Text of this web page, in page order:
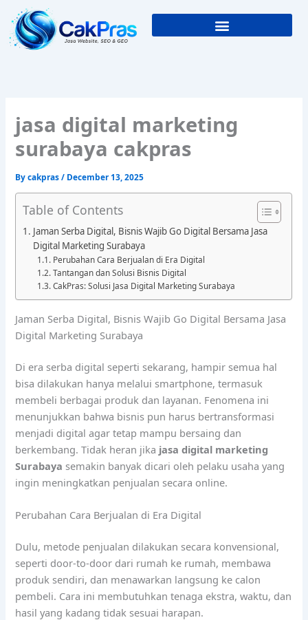
content
jasa digital marketing
surabaya cakpras
Bycakpras/ December 13, 2025
Table of Contents
Jaman Serba Digital, Bisnis Wajib Go Digital Bersama Jasa
Digital Marketing Surabaya
Perubahan Cara Berjualan di Era Digital
Tantangan dan Solusi Bisnis Digital
CakPras: Solusi Jasa Digital Marketing Surabaya
Jaman Serba Digital, Bisnis Wajib Go Digital Bersama Jasa
Digital Marketing Surabaya
Di era serba digital seperti sekarang, hampir semua hal
bisa dilakukan hanya melalui smartphone, termasuk
membeli berbagai produk dan layanan. Fenomena ini
menunjukkan bahwa bisnis pun harus bertransformasi
menjadi digital agar tetap mampu bersaing dan
berkembang. Tidak heran jika jasa digital marketing
Surabaya semakin banyak dicari oleh pelaku usaha yang
ingin meningkatkan penjualan secara online.
Perubahan Cara Berjualan di Era Digital
Dulu, metode penjualan dilakukan secara konvensional,
seperti door-to-door dari rumah ke rumah, membawa
produk sendiri, dan menawarkan langsung ke calon
pembeli. Cara ini membutuhkan tenaga ekstra, waktu, dan
hasil yang kadang tidak sesuai harapan.